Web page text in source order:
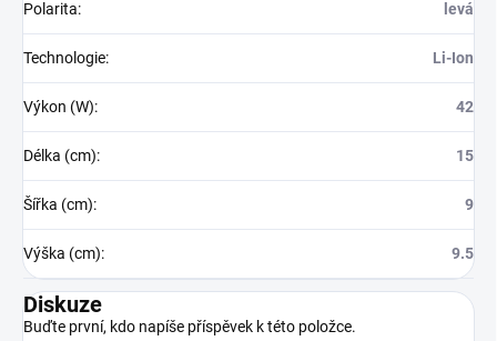
Polarita: levá
Technologie: Li-Ion
Výkon (W): 42
Délka (cm): 15
Šířka (cm): 9
Výška (cm): 9.5
Diskuze
Buďte první, kdo napíše příspěvek k této položce.